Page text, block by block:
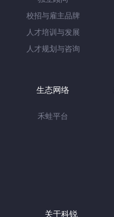
校招与雇主品牌
人才培训与发展
人才规划与咨询
生态网络
禾蛙平台
关于科锐